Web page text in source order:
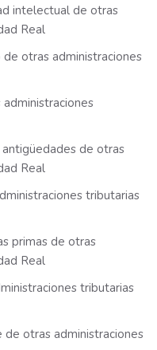
intelectual de otras
Real
otras administraciones
de otras
Real
tributarias
primas de otras
Real
tributarias
otras administraciones